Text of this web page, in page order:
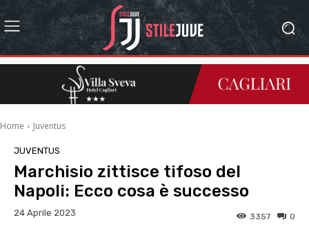
Home Juventus
JUVENTUS
Marchisio zittisce tifoso del
Napoli: Ecco cosa è successo
24 Aprile 2023 0
3357